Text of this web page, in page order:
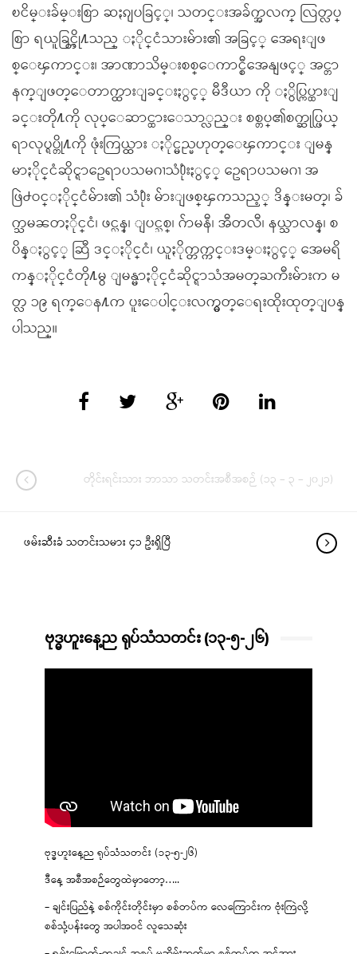
ၿငိမ္းခ်မ္းစြာ ဆႏၵျပခြင့္၊ သတင္းအခ်က္အလက္ လြတ္လပ္
စြာ ရယူခြင့္တို႔သည္ ႏိုင္ငံသားမ်ား၏ အခြင့္ အေရးျဖ
စ္ေၾကာင္း၊ အာဏာသိမ္းစစ္ေကာင္စီအေနျဖင့္ အင္တာ
နက္ျဖတ္ေတာက္ထားျခင္းႏွင့္ မီဒီယာ ကို ႏွိပ္ကြပ္ထားျ
ခင္းတို႔ကို လုပ္ေဆာင္ထားေသာ္လည္း စစ္တပ္၏စက္ဆုပ္ဖြယ္
ရာလုပ္ရပ္တို႔ကို ဖုံးကြယ္ထား ႏိုင္မည္မဟုတ္ေၾကာင္း ျမန္
မာႏိုင္ငံဆိုင္ရာဥေရာပသမဂၢသံ႐ုံးႏွင့္ ဥေရာပသမဂၢ အ
ဖြဲ႕ဝင္ႏိုင္ငံမ်ား၏ သံ႐ုံး မ်ားျဖစ္ၾကသည့္ ဒိန္းမတ္၊ ခ်
က္သမၼတႏိုင္ငံ၊ ဖင္လန္၊ ျပင္သစ္၊ ဂ်ာမနီ၊ အီတလီ၊ နယ္သာလန္၊ စ
ပိန္ႏွင့္ ဆြီ ဒင္ႏိုင္ငံ၊ ယူႏိုက္တက္ကင္းဒမ္းႏွင့္ အေမရိ
ကန္ႏိုင္ငံတို႔မွ ျမန္မာႏိုင္ငံဆိုင္ရာသံအမတ္ႀကီးမ်ားက မ
တ္လ ၁၉ ရက္ေန႔က ပူးေပါင္းလက္မွတ္ေရးထိုးထုတ္ျပန္
ပါသည္။
တိုင်းရင်းသား ဘာသာ သတင်းအစီအစဉ် (၁၃ – ၃ – ၂၀၂၁)
ဖမ်းဆီးခံ သတင်းသမား ၄၁ ဦးရှိပြီ
ဗုဒ္ဓဟူးနေ့ည ရုပ်သံသတင်း (၁၃-၅-၂၆)
ဗုဒ္ဓဟူးနေ့ည ရုပ်သံသတင်း (၁၃-၅-၂၆)
ဒီနေ့ အစီအစဉ်တွေထဲမှာတော့…..
– ချင်းပြည်နဲ့ စစ်ကိုင်းတိုင်းမှာ စစ်တပ်က လေကြောင်းက ဗုံးကြဲလို့
စစ်သုံ့ပန်းတွေ အပါအဝင် လူသေဆုံး